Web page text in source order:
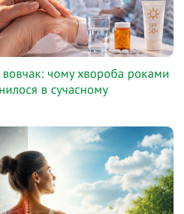
чому хвороба роками
в сучасному